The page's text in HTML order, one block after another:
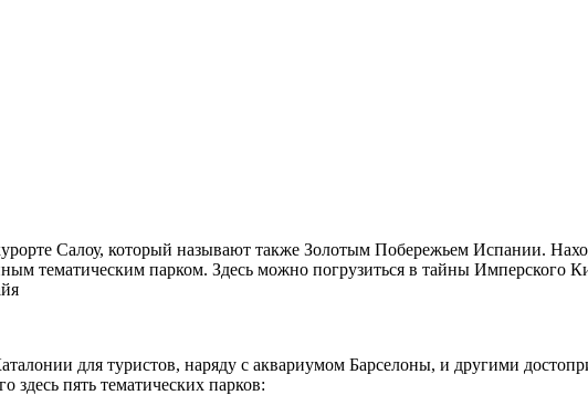
Салоу, который называют также Золотым Побережьем Испании.
тематическим парком. Здесь можно погрузиться в тайны Имперского
для туристов, наряду с аквариумом Барселоны, и другими
здесь пять тематических парков: